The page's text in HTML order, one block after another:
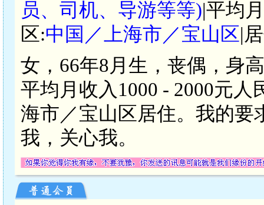
员、司机、导游等等)|平均
区:中国／上海市／宝山区|
女，66年8月生，丧偶，身
平均月收入1000 - 2000元
海市／宝山区居住。我的要
我，关心我。